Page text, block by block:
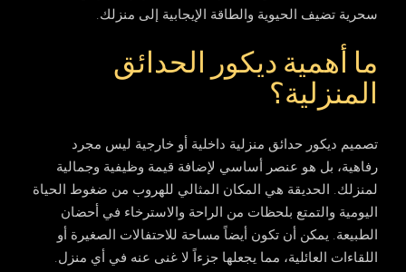
سحرية تضيف الحيوية والطاقة الإيجابية إلى منزلك.
ما أهمية ديكور الحدائق
المنزلية؟
تصميم ديكور حدائق منزلية داخلية أو خارجية ليس مجرد
رفاهية، بل هو عنصر أساسي لإضافة قيمة وظيفية وجمالية
لمنزلك. الحديقة هي المكان المثالي للهروب من ضغوط الحياة
اليومية والتمتع بلحظات من الراحة والاسترخاء في أحضان
الطبيعة. يمكن أن تكون أيضاً مساحة للاحتفالات الصغيرة أو
اللقاءات العائلية، مما يجعلها جزءاً لا غنى عنه في أي منزل.